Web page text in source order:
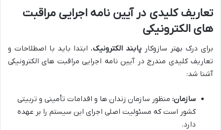
تعاریف کلیدی در آیین نامه اجرایی مراقبت
های الکترونیکی
برای درک بهتر سازوکارپابند الکترونیک، ابتدا باید با اصطلاحات و
تعاریف کلیدی مندرج در آیین نامه اجرایی مراقبت های الکترونیکی
آشنا شد:
سازمان: منظور سازمان زندان ها و اقدامات تأمینی و تربیتی
کشور است که مسئولیت اصلی اجرای این سیستم را بر عهده
دارد.